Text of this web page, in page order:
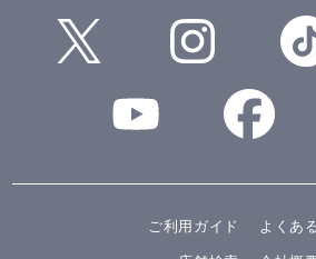
ご利用ガイド
よくあ